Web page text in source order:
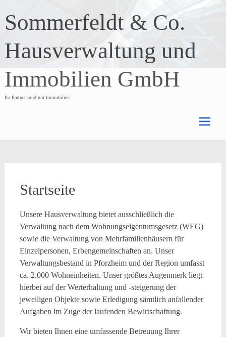
content
Sommerfeldt & Co.
Hausverwaltung und
Immobilien GmbH
Ihr Partner rund um Immobilien
Startseite
Unsere Hausverwaltung bietet ausschließlich die
Verwaltung nach dem Wohnungseigentumsgesetz (WEG)
sowie die Verwaltung von Mehrfamilienhäusern für
Einzelpersonen, Erbengemeinschaften an. Unser
Verwaltungsbestand in Pforzheim und der Region umfasst
ca. 2.000 Wohneinheiten. Unser größtes Augenmerk liegt
hierbei auf der Werterhaltung und -steigerung der
jeweiligen Objekte sowie Erledigung sämtlich anfallender
Aufgaben im Zuge der laufenden Bewirtschaftung.
Wir bieten Ihnen eine umfassende Betreuung Ihrer